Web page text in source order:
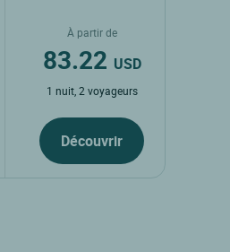
À partir de
83.22 USD
1 nuit, 2 voyageurs
Découvrir